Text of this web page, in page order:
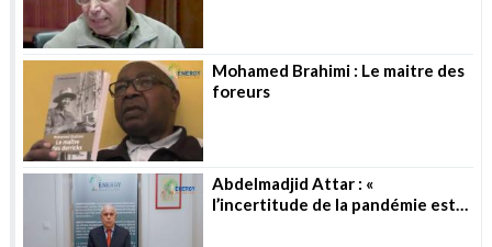
Mohamed Brahimi : Le maitre des
foreurs
Abdelmadjid Attar : «
l’incertitude de la pandémie est